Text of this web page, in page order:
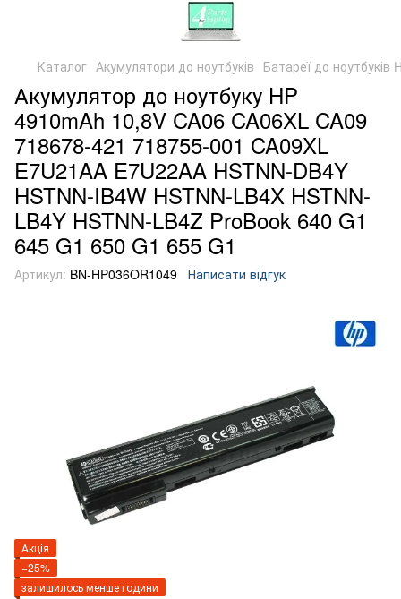
Каталог Акумулятори до ноутбуків Батареї до ноутбуків
Акумулятор до ноутбуку HP
4910mAh 10,8V CA06 CA06XL CA09
718678-421 718755-001 CA09XL
E7U21AA E7U22AA HSTNN-DB4Y
HSTNN-IB4W HSTNN-LB4X HSTNN-
LB4Y HSTNN-LB4Z ProBook 640 G1
645 G1 650 G1 655 G1
Артикул: BN-HP036OR1049 Написати відгук
Акція
−25%
залишилось менше години